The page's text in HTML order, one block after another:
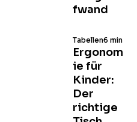
fwand
Ergonom
ie für
Kinder:
Der
richtige
Tabellen6 min